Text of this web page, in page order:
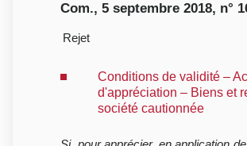
Com., 5 septembre 2018, n°
Rejet
Conditions de validité –
d'appréciation – Biens et
société cautionnée